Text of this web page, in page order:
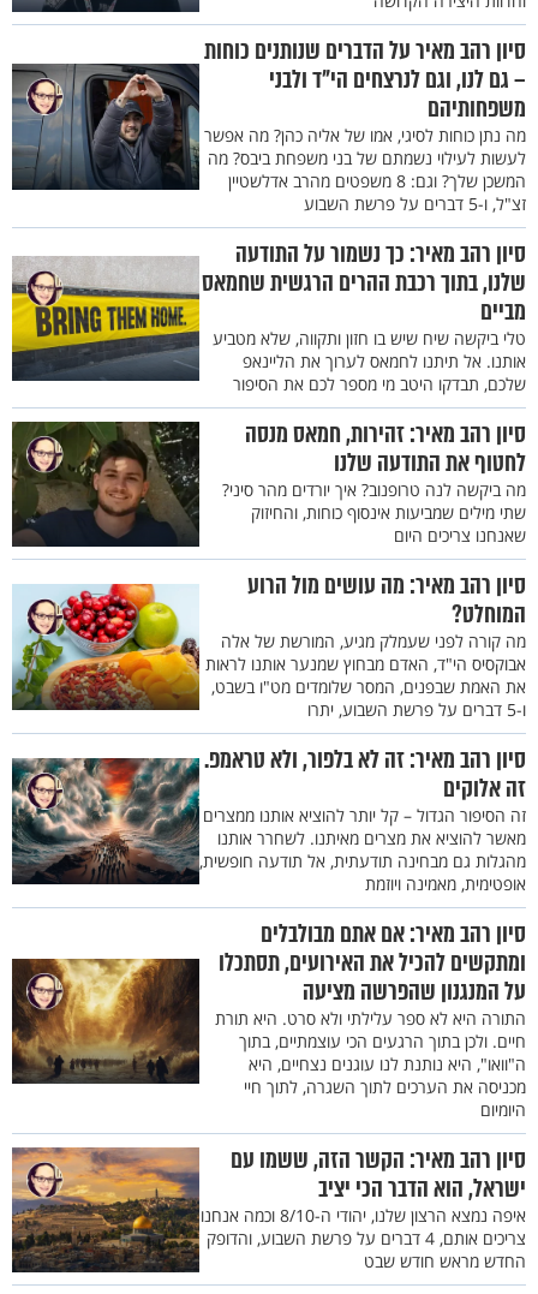
סיון רהב מאיר על הדברים שנותנים כוחות
– גם לנו, וגם לנרצחים הי"ד ולבני
משפחותיהם
מה נתן כוחות לסיגי, אמו של אליה כהן? מה אפשר
לעשות לעילוי נשמתם של בני משפחת ביבס? מה
המשכן שלך? וגם: 8 משפטים מהרב אדלשטיין
זצ"ל, ו-5 דברים על פרשת השבוע
סיון רהב מאיר: כך נשמור על התודעה
שלנו, בתוך רכבת ההרים הרגשית שחמאס
מביים
טלי ביקשה שיח שיש בו חזון ותקווה, שלא מטביע
אותנו. אל תיתנו לחמאס לערוך את הליינאפ
שלכם, תבדקו היטב מי מספר לכם את הסיפור
סיון רהב מאיר: זהירות, חמאס מנסה
לחטוף את התודעה שלנו
מה ביקשה לנה טרופנוב? איך יורדים מהר סיני?
שתי מילים שמביעות אינסוף כוחות, והחיזוק
שאנחנו צריכים היום
סיון רהב מאיר: מה עושים מול הרוע
המוחלט?
מה קורה לפני שעמלק מגיע, המורשת של אלה
אבוקסיס הי"ד, האדם מבחוץ שמנער אותנו לראות
את האמת שבפנים, המסר שלומדים מט"ו בשבט,
ו-5 דברים על פרשת השבוע, יתרו
סיון רהב מאיר: זה לא בלפור, ולא טראמפ.
זה אלוקים
זה הסיפור הגדול – קל יותר להוציא אותנו ממצרים
מאשר להוציא את מצרים מאיתנו. לשחרר אותנו
מהגלות גם מבחינה תודעתית, אל תודעה חופשית,
אופטימית, מאמינה ויוזמת
סיון רהב מאיר: אם אתם מבולבלים
ומתקשים להכיל את האירועים, תסתכלו
על המנגנון שהפרשה מציעה
התורה היא לא ספר עלילתי ולא סרט. היא תורת
חיים. ולכן בתוך הרגעים הכי עוצמתיים, בתוך
ה"וואו", היא נותנת לנו עוגנים נצחיים, היא
מכניסה את הערכים לתוך השגרה, לתוך חיי
היומיום
סיון רהב מאיר: הקשר הזה, ששמו עם
ישראל, הוא הדבר הכי יציב
איפה נמצא הרצון שלנו, יהודי ה-8/10 וכמה אנחנו
צריכים אותם, 4 דברים על פרשת השבוע, והדופק
החדש מראש חודש שבט